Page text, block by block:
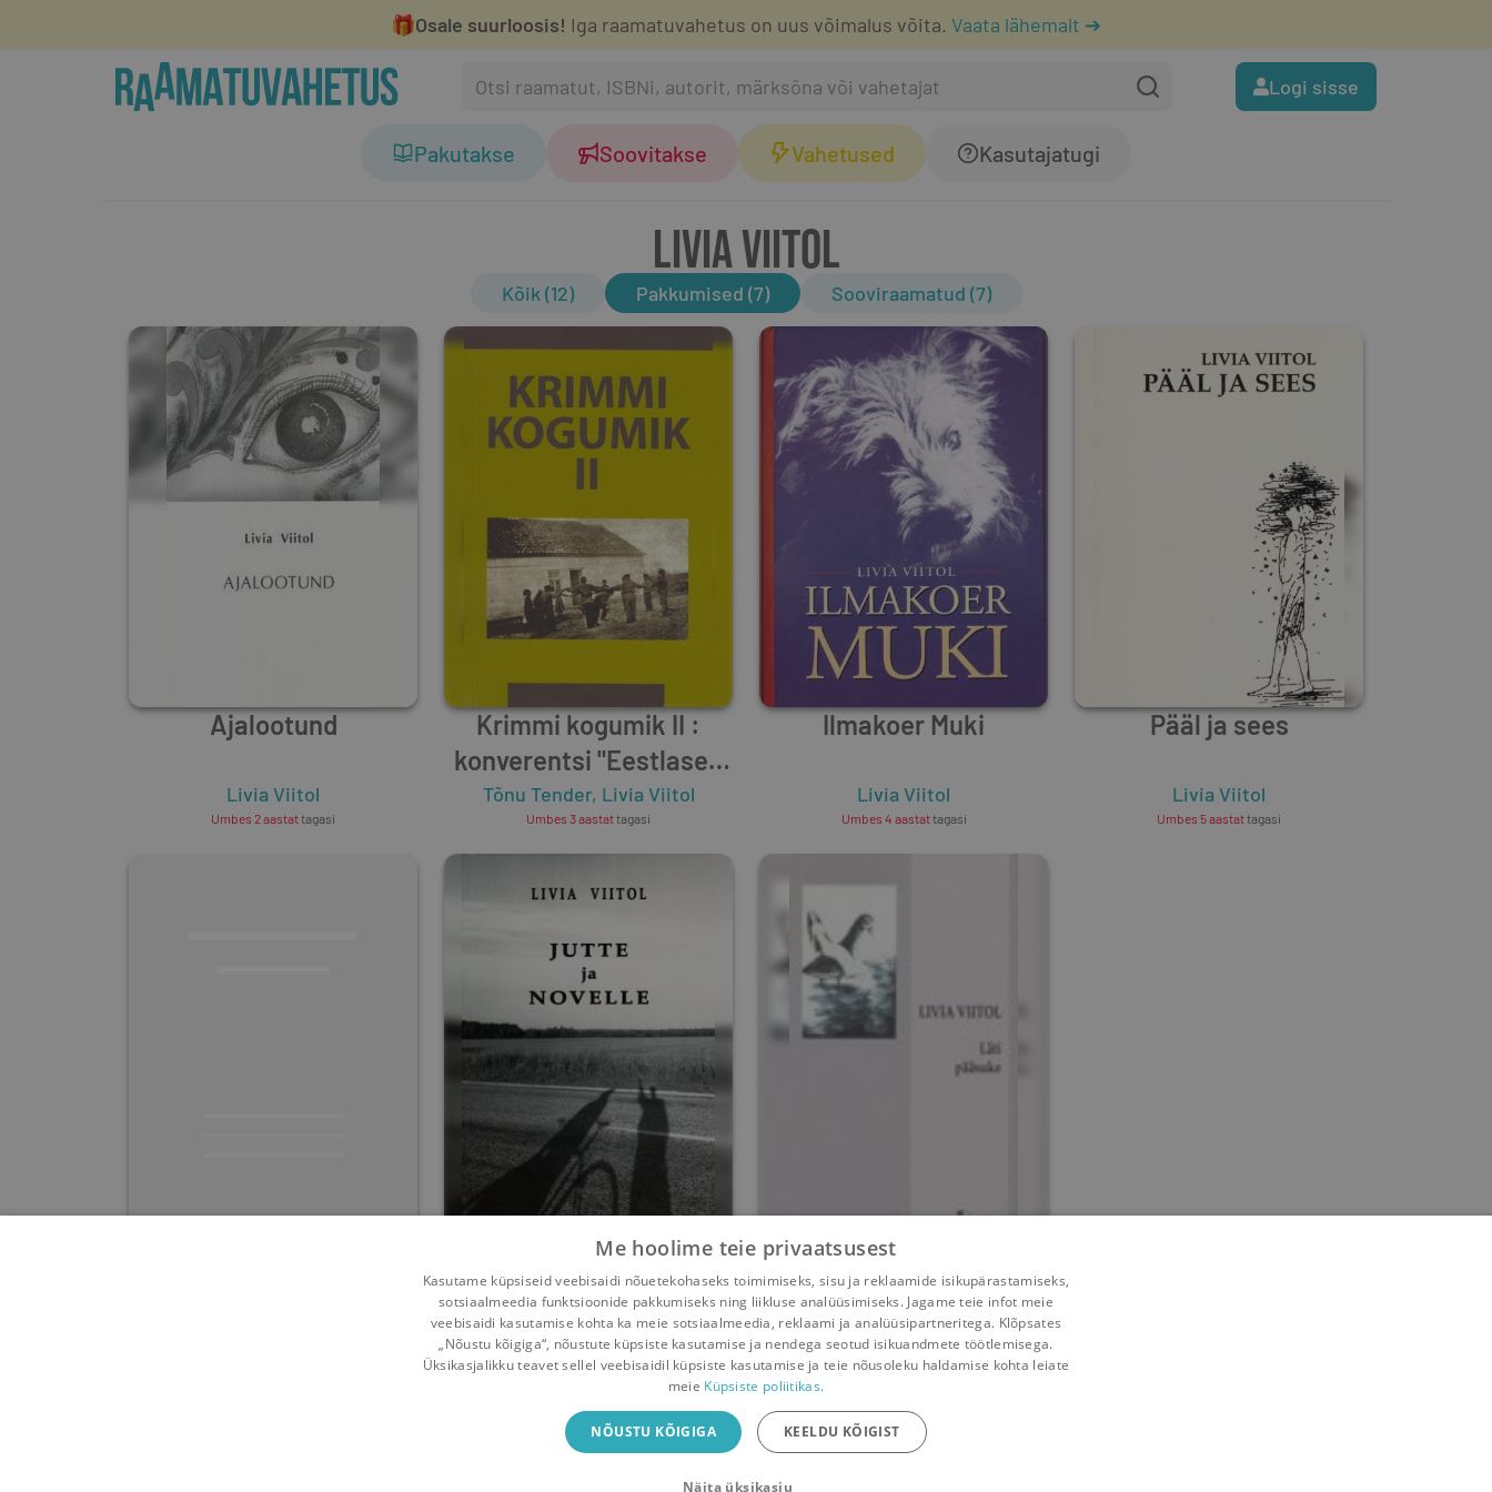
🎁Osale suurloosis! Iga raamatuvahetus on uus võimalus võita. Vaata lähemalt ➔
Logi sisse
Pakutakse Soovitakse Vahetused Kasutajatugi
LIVIA VIITOL
Kõik (12) Pakkumised (7) Sooviraamatud (7)
Ajalootund
Livia Viitol
Umbes 2 aastattagasi
Krimmi kogumik II :
konverentsi "Eestlased
XIX-XXI sajandil
Krimmis" ettekanded
Simferopolis) =
Крымский сборник
Tõnu Tender, Livia Viitol
Umbes 3 aastattagasi
Ilmakoer Muki
Livia Viitol
Umbes 4 aastattagasi
Pääl ja sees
Livia Viitol
Umbes 5 aastattagasi
Jutte ja novelle
Livia Viitol
Umbes 7 aastat tagasi
Läti pääsuke
Livia Viitol
Umbes 7 aastattagasi
Me hoolime teie privaatsusest
Kasutame küpsiseid veebisaidi nõuetekohaseks toimimiseks, sisu ja reklaamide isikupärastamiseks,
sotsiaalmeedia funktsioonide pakkumiseks ning liikluse analüüsimiseks. Jagame teie infot meie
veebisaidi kasutamise kohta ka meie sotsiaalmeedia, reklaami ja analüüsipartneritega. Klõpsates
„Nõustu kõigiga“, nõustute küpsiste kasutamise ja nendega seotud isikuandmete töötlemisega.
Üksikasjalikku teavet sellel veebisaidil küpsiste kasutamise ja teie nõusoleku haldamise kohta leiate
meie Küpsiste poliitikas.
NÕUSTU KÕIGIGA KEELDU KÕIGIST
Näita üksikasju